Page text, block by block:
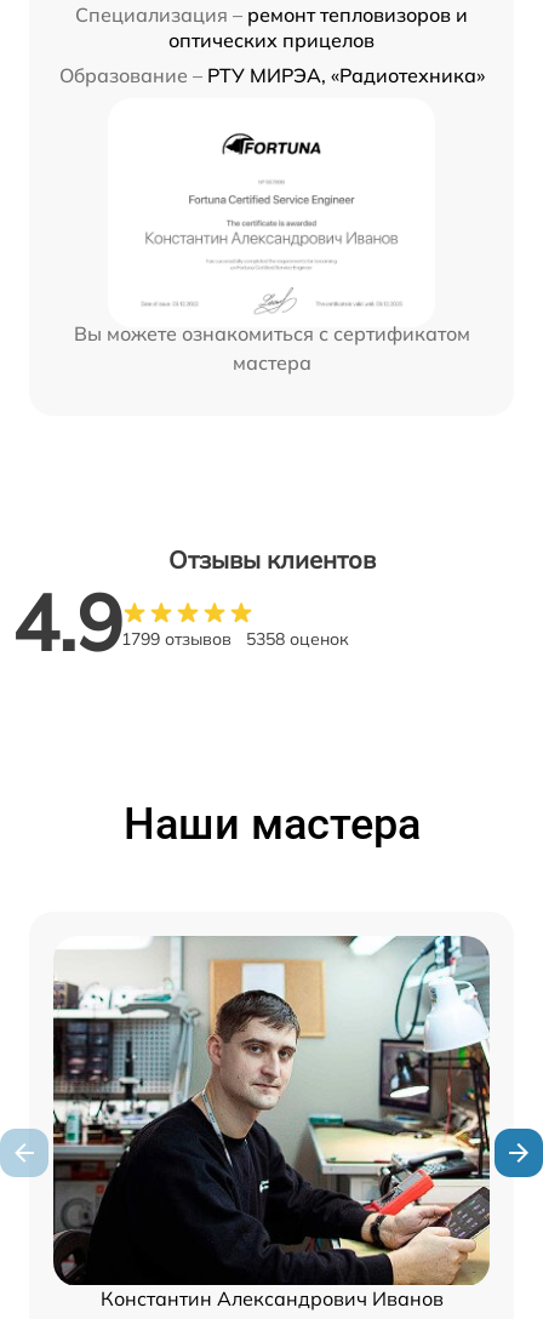
Специализация – ремонт тепловизоров и
оптических прицелов
Образование – РТУ МИРЭА, «Радиотехника»
Вы можете ознакомиться с сертификатом
мастера
Отзывы клиентов
4.91799 отзывов 5358 оценок
Наши мастера
Константин Александрович Иванов